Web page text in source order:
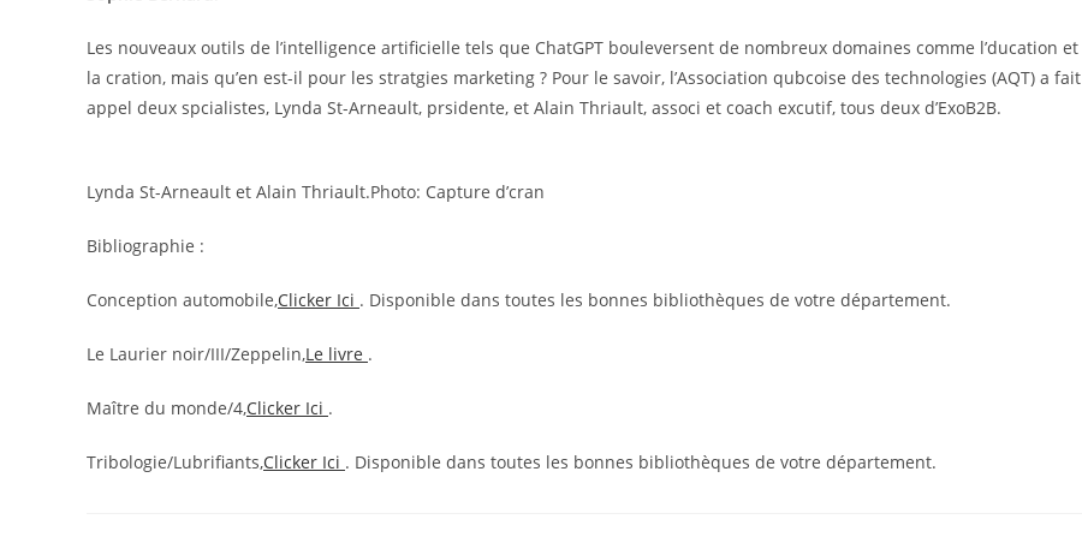
Les nouveaux outils de l’intelligence artificielle tels que ChatGPT bouleversent de nombreux domaines comme l’ducation et
la cration, mais qu’en est-il pour les stratgies marketing ? Pour le savoir, l’Association qubcoise des technologies (AQT) a fait
appel deux spcialistes, Lynda St-Arneault, prsidente, et Alain Thriault, associ et coach excutif, tous deux d’ExoB2B.
Lynda St-Arneault et Alain Thriault.Photo: Capture d’cran
Bibliographie :
Conception automobile,Clicker Ici . Disponible dans toutes les bonnes bibliothèques de votre département.
Le Laurier noir/III/Zeppelin,Le livre .
Maître du monde/4,Clicker Ici .
Tribologie/Lubrifiants,Clicker Ici . Disponible dans toutes les bonnes bibliothèques de votre département.